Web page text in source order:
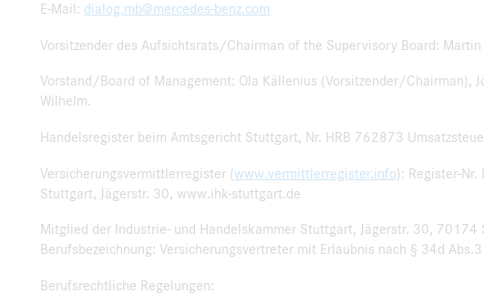
E-Mail: dialog.mb@mercedes-benz.com
Vorsitzender des Aufsichtsrats/Chairman of the Supervisory Board:
Vorstand/Board of Management: Ola Källenius (Vorsitzender/Chairman),
Wilhelm.
Handelsregister beim Amtsgericht Stuttgart, Nr. HRB 762873
Versicherungsvermittlerregister (www.vermittlerregister.info): Register-Nr.
Stuttgart, Jägerstr. 30, www.ihk-stuttgart.de
Mitglied der Industrie- und Handelskammer Stuttgart, Jägerstr. 30, 70174
Berufsbezeichnung: Versicherungsvertreter mit Erlaubnis nach § 34d
Berufsrechtliche Regelungen: